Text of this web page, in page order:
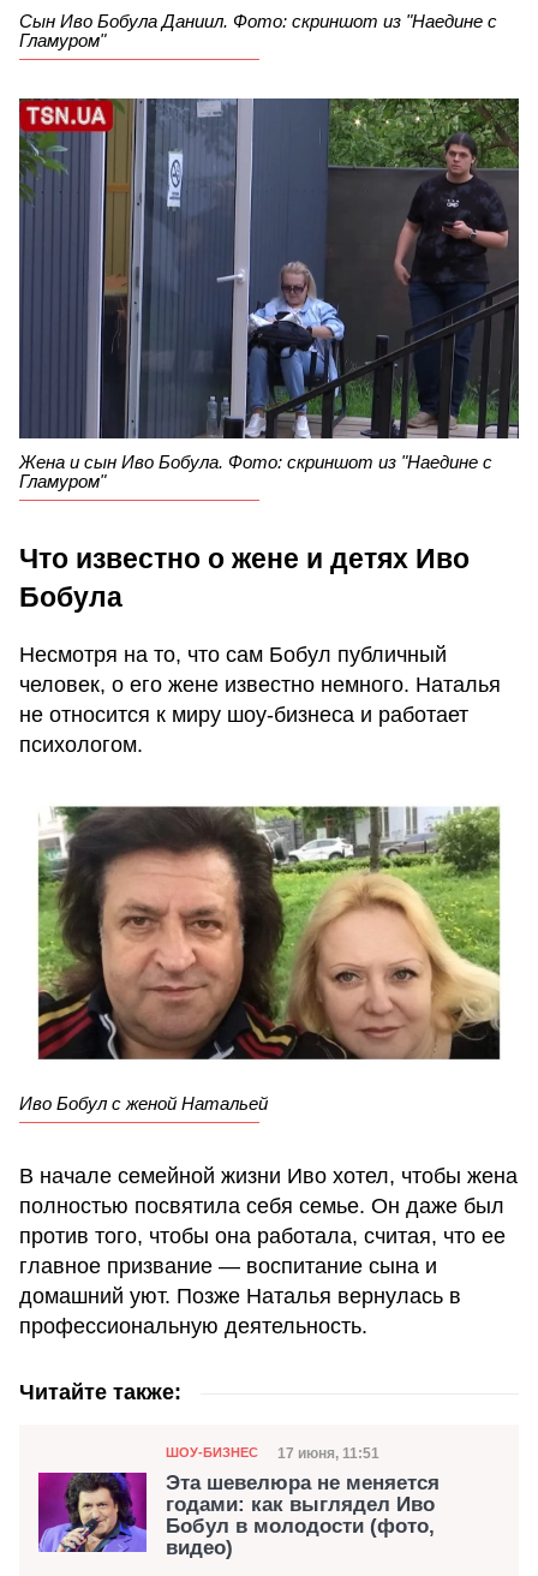
Сын Иво Бобула Даниил. Фото: скриншот из "Наедине с
Гламуром"
Жена и сын Иво Бобула. Фото: скриншот из "Наедине с
Гламуром"
Что известно о жене и детях Иво
Бобула
Несмотря на то, что сам Бобул публичный
человек, о его жене известно немного. Наталья
не относится к миру шоу-бизнеса и работает
психологом.
Иво Бобул с женой Натальей
В начале семейной жизни Иво хотел, чтобы жена
полностью посвятила себя семье. Он даже был
против того, чтобы она работала, считая, что ее
главное призвание — воспитание сына и
домашний уют. Позже Наталья вернулась в
профессиональную деятельность.
Читайте также:
Категория
ШОУ-БИЗНЕС Дата публикации
17 июня, 11:51
Эта шевелюра не меняется
годами: как выглядел Иво
Бобул в молодости (фото,
видео)